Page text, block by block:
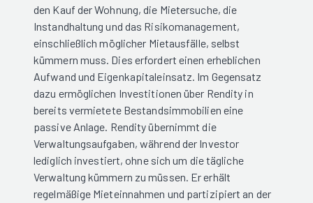
den Kauf der Wohnung, die Mietersuche, die
Instandhaltung und das Risikomanagement,
einschließlich möglicher Mietausfälle, selbst
kümmern muss. Dies erfordert einen erheblichen
Aufwand und Eigenkapitaleinsatz. Im Gegensatz
dazu ermöglichen Investitionen über Rendity in
bereits vermietete Bestandsimmobilien eine
passive Anlage. Rendity übernimmt die
Verwaltungsaufgaben, während der Investor
lediglich investiert, ohne sich um die tägliche
Verwaltung kümmern zu müssen. Er erhält
regelmäßige Mieteinnahmen und partizipiert an der